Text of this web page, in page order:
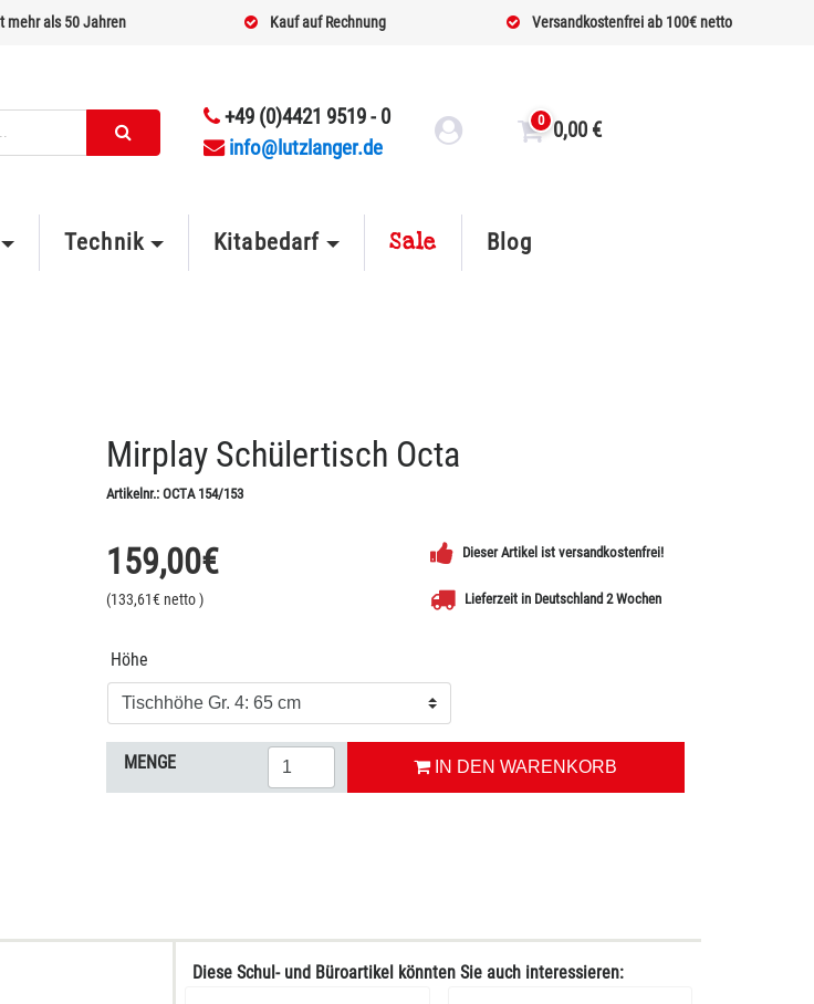
mehr als 50 Jahren Kauf auf Rechnung Versandkostenfrei ab 100€ netto
+49 (0)4421 9519 - 0
info@lutzlanger.de
0 0,00 €
Technik Kitabedarf Sale Blog
Mirplay Schülertisch Octa
Artikelnr.: OCTA 154/153
159,00€
(133,61€ netto)
Dieser Artikel ist versandkostenfrei!
Lieferzeit in Deutschland 2 Wochen
Höhe
MENGE IN DEN WARENKORB
Diese Schul- und Büroartikel könnten Sie auch interessieren: